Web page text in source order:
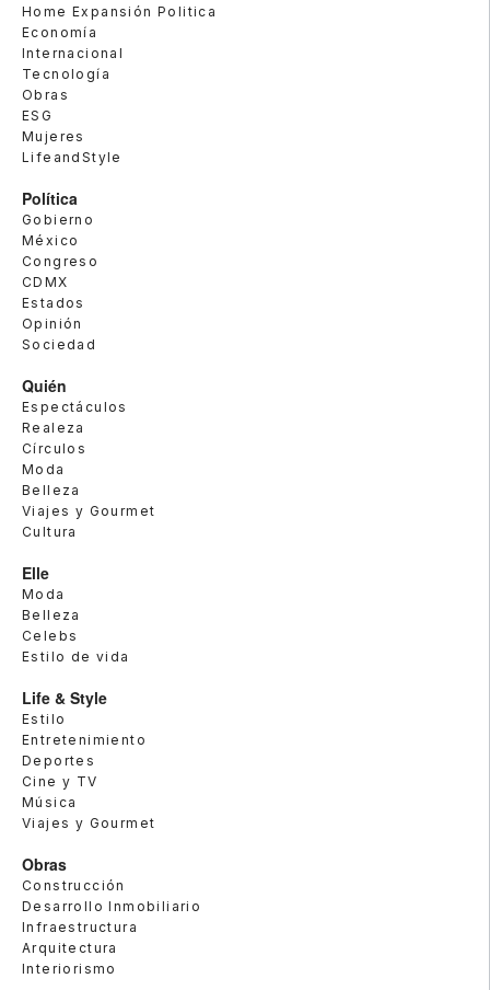
Home Expansión Politica
Economía
Internacional
Tecnología
Obras
ESG
Mujeres
LifeandStyle
Política
Gobierno
México
Congreso
CDMX
Estados
Opinión
Sociedad
Quién
Espectáculos
Realeza
Círculos
Moda
Belleza
Viajes y Gourmet
Cultura
Elle
Moda
Belleza
Celebs
Estilo de vida
Life & Style
Estilo
Entretenimiento
Deportes
Cine y TV
Música
Viajes y Gourmet
Obras
Construcción
Desarrollo Inmobiliario
Infraestructura
Arquitectura
Interiorismo